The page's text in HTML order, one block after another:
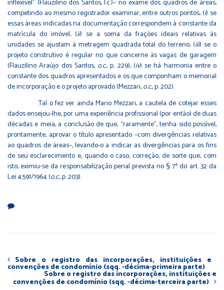
inflexível” (Flauzilino dos Santos, l.c.)– no exame dos quadros de áreas,
competindo ao mesmo registrador examinar, entre outros pontos, (i) se
essas áreas indicadas na documentação correspondem à constante da
matrícula do imóvel, (ii) se a soma da frações ideais relativas às
unidades se ajustam à metragem quadrada total do terreno, (iii) se o
projeto construtivo é regular no que concerne às vagas de garagem
(Flauzilino Araújo dos Santos, o.c., p. 229), (iv) se há harmonia entre o
constante dos quadros apresentados e os que componham o memorial
de incorporação e o projeto aprovado (Mezzari,o.c., p. 202).
Tal o fez ver ainda Mario Mezzari, a cautela de cotejar esses
dados ensejou-lhe, por uma experiência profissional (por então) de duas
décadas e meia, a conclusão de que, “raramente”, tenha sido possível,
prontamente, aprovar o título apresentado –com divergências relativas
ao quadros de áreas–, levando-o a indicar as divergências para os fins
de seu esclarecimento e, quando o caso, correção, de sorte que, com
isto, eximiu-se da responsabilização penal prevista no § 7º do art. 32 da
Lei 4.591/1964 (o.c., p. 203).
Sobre o registro das incorporações, instituições e
convenções de condomínio (sqq. -décima-primeira parte)
Sobre o registro das incorporações, instituições e
convenções de condomínio (sqq. -décima-terceira parte)